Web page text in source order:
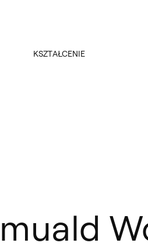
KSZTAŁCENIE